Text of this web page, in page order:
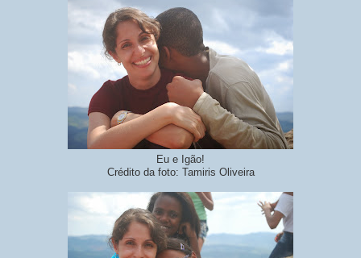
Eu e Igão!
Crédito da foto: Tamiris Oliveira